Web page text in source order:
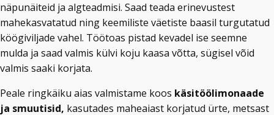
näpunäiteid ja algteadmisi. Saad teada erinevustest
mahekasvatatud ning keemiliste väetiste baasil turgutatud
köögiviljade vahel. Töötoas pistad kevadel ise seemne
mulda ja saad valmis külvi koju kaasa võtta, sügisel võid
valmis saaki korjata.
Peale ringkäiku aias valmistame koos käsitöölimonaade
ja smuutisid, kasutades maheaiast korjatud ürte, metsast